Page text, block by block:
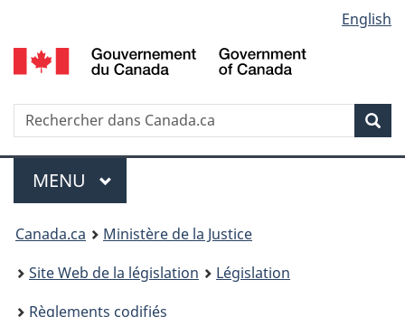
au
contenu
propos
de
la
HTML
simplifiée
selection
English
Recherche
Menu
MENU PRINCIPAL
You
are
here:
Canada.ca
Ministère de la Justice
Site Web de la législation
Législation
Règlements codifiés